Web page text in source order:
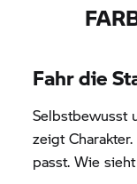
Fahr die
Selbstbewusst
zeigt
passt. Wie